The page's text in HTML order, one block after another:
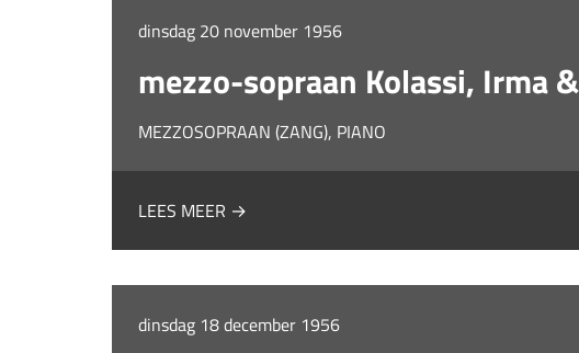
dinsdag 20 november 1956
mezzo-sopraan Kolassi, Irma
MEZZOSOPRAAN (ZANG), PIANO
LEES MEER →
dinsdag 18 december 1956